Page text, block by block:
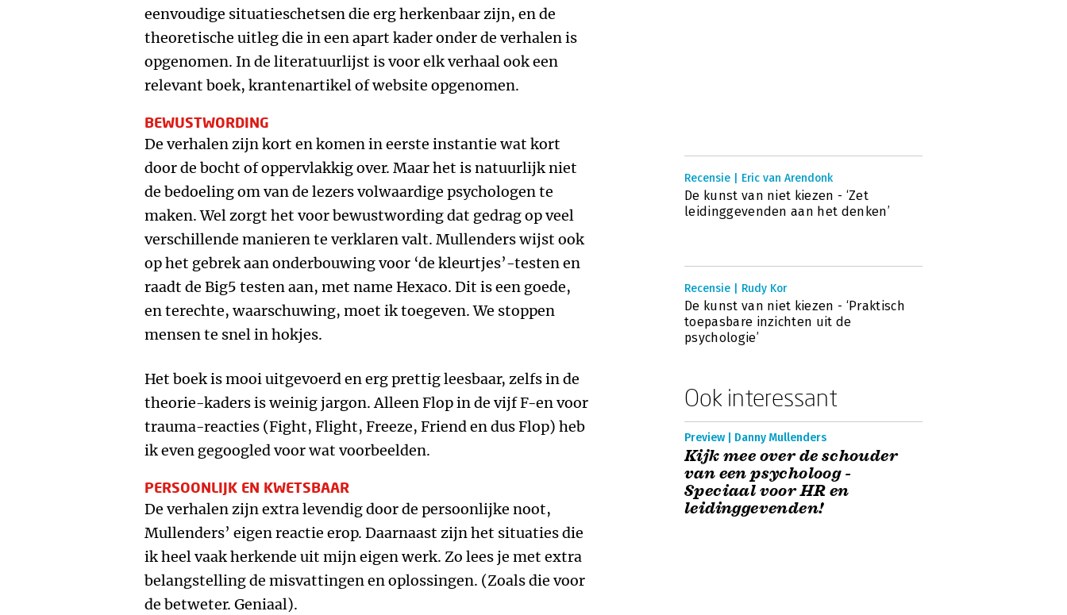
eenvoudige situatieschetsen die erg herkenbaar zijn, en de
theoretische uitleg die in een apart kader onder de verhalen is
opgenomen. In de literatuurlijst is voor elk verhaal ook een
relevant boek, krantenartikel of website opgenomen.
BEWUSTWORDING
De verhalen zijn kort en komen in eerste instantie wat kort
door de bocht of oppervlakkig over. Maar het is natuurlijk niet
de bedoeling om van de lezers volwaardige psychologen te
maken. Wel zorgt het voor bewustwording dat gedrag op veel
verschillende manieren te verklaren valt. Mullenders wijst ook
op het gebrek aan onderbouwing voor ‘de kleurtjes’-testen en
raadt de Big5 testen aan, met name Hexaco. Dit is een goede,
en terechte, waarschuwing, moet ik toegeven. We stoppen
mensen te snel in hokjes.
Het boek is mooi uitgevoerd en erg prettig leesbaar, zelfs in de
theorie-kaders is weinig jargon. Alleen Flop in de vijf F-en voor
trauma-reacties (Fight, Flight, Freeze, Friend en dus Flop) heb
ik even gegoogled voor wat voorbeelden.
PERSOONLIJK EN KWETSBAAR
De verhalen zijn extra levendig door de persoonlijke noot,
Mullenders’ eigen reactie erop. Daarnaast zijn het situaties die
ik heel vaak herkende uit mijn eigen werk. Zo lees je met extra
belangstelling de misvattingen en oplossingen. (Zoals die voor
de betweter. Geniaal).
Recensie | Eric van Arendonk
De kunst van niet kiezen - ‘Zet
leidinggevenden aan het denken’
Recensie | Rudy Kor
De kunst van niet kiezen - ‘Praktisch
toepasbare inzichten uit de
psychologie’
Ook interessant
Preview | Danny Mullenders
Kijk mee over de schouder
van een psycholoog -
Speciaal voor HR en
leidinggevenden!